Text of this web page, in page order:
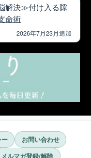
解決≫付け入る隙
命術
2026年7月23月追加
お問い合わせ
メルマガ登録/解除